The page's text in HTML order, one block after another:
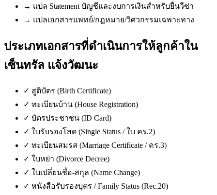
→ แปล Statement บัญชีและงบการเงินสำหรับยื่นวีซ่า
→ แปลเอกสารแพทย์/กฎหมาย/วิศวกรรมเฉพาะทาง
ประเภทเอกสารที่ดำเนินการให้ลูกค้าใน
เซ็นทรัล แจ้งวัฒนะ
✓ สูติบัตร (Birth Certificate)
✓ ทะเบียนบ้าน (House Registration)
✓ บัตรประชาชน (ID Card)
✓ ใบรับรองโสด (Single Status / ใบ คร.2)
✓ ทะเบียนสมรส (Marriage Certificate / คร.3)
✓ ใบหย่า (Divorce Decree)
✓ ใบเปลี่ยนชื่อ-สกุล (Name Change)
✓ หนังสือรับรองบุตร / Family Status (Rec.20)